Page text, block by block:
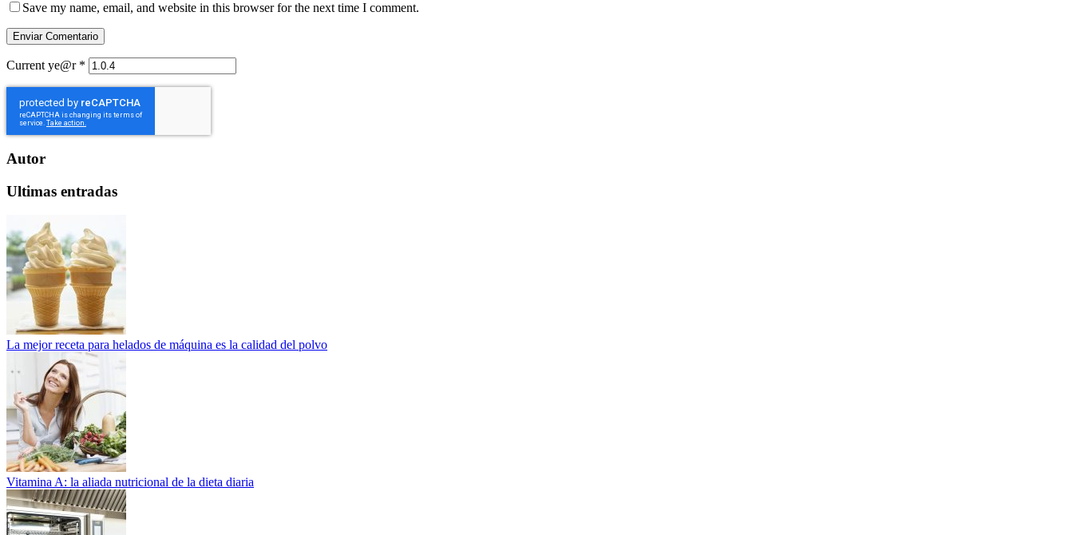
Save my name, email, and website in this browser for the next time I comment.
Current ye@r *
Autor
Ultimas entradas
La mejor receta para helados de máquina es la calidad del polvo
Vitamina A: la aliada nutricional de la dieta diaria